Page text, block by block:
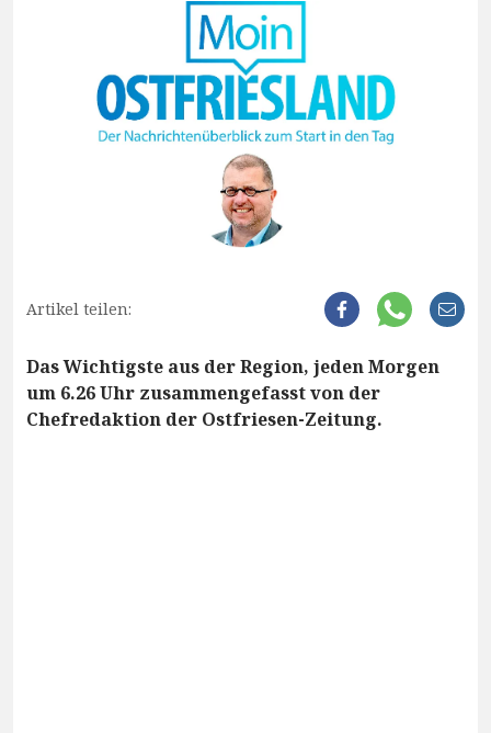
Artikel teilen:
Das Wichtigste aus der Region, jeden Morgen
um 6.26 Uhr zusammengefasst von der
Chefredaktion der Ostfriesen-Zeitung.